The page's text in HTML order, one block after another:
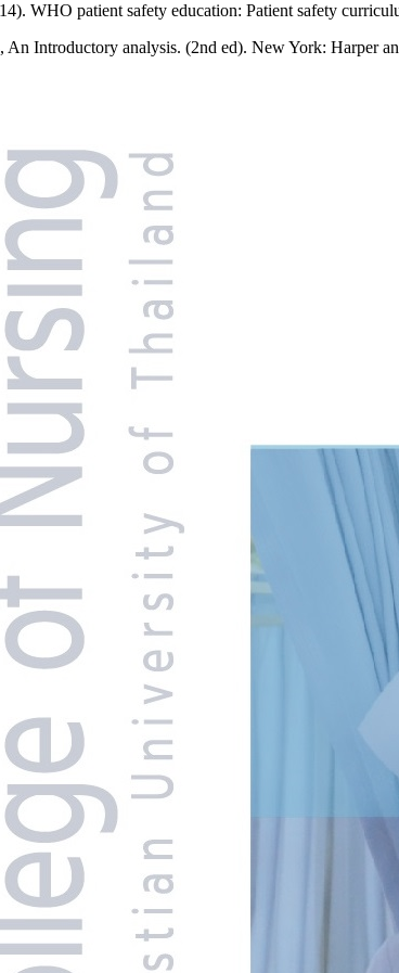
WHO patient safety education: Patient safety
An Introductory analysis. (2nd ed). New York: Harper